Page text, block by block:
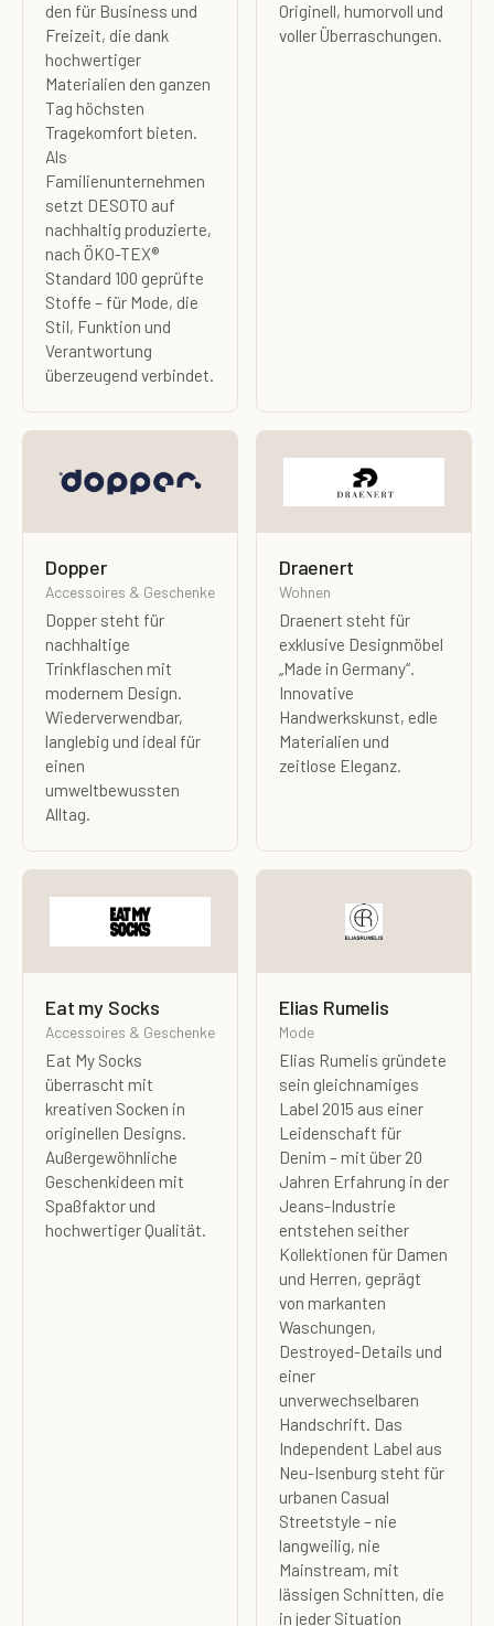
den für Business und
Freizeit, die dank
hochwertiger
Materialien den ganzen
Tag höchsten
Tragekomfort bieten.
Als
Familienunternehmen
setzt DESOTO auf
nachhaltig produzierte,
nach ÖKO-TEX®
Standard 100 geprüfte
Stoffe – für Mode, die
Stil, Funktion und
Verantwortung
überzeugend verbindet.
Originell, humorvoll und
voller Überraschungen.
Dopper
Accessoires & Geschenke
Dopper steht für
nachhaltige
Trinkflaschen mit
modernem Design.
Wiederverwendbar,
langlebig und ideal für
einen
umweltbewussten
Alltag.
Draenert
Wohnen
Draenert steht für
exklusive Designmöbel
„Made in Germany“.
Innovative
Handwerkskunst, edle
Materialien und
zeitlose Eleganz.
Eat my Socks
Accessoires & Geschenke
Eat My Socks
überrascht mit
kreativen Socken in
originellen Designs.
Außergewöhnliche
Geschenkideen mit
Spaßfaktor und
hochwertiger Qualität.
Elias Rumelis
Mode
Elias Rumelis gründete
sein gleichnamiges
Label 2015 aus einer
Leidenschaft für
Denim – mit über 20
Jahren Erfahrung in der
Jeans-Industrie
entstehen seither
Kollektionen für Damen
und Herren, geprägt
von markanten
Waschungen,
Destroyed-Details und
einer
unverwechselbaren
Handschrift. Das
Independent Label aus
Neu-Isenburg steht für
urbanen Casual
Streetstyle – nie
langweilig, nie
Mainstream, mit
lässigen Schnitten, die
in jeder Situation